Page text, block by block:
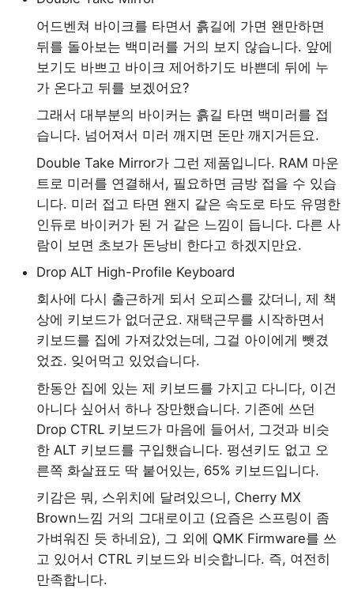
어드벤쳐 바이크를 타면서 흙길에 가면 왠만하면
뒤를 돌아보는 백미러를 거의 보지 않습니다. 앞에
보기도 바쁘고 바이크 제어하기도 바쁜데 뒤에 누
가 온다고 뒤를 보겠어요?
그래서 대부분의 바이커는 흙길 타면 백미러를 접
습니다. 넘어져서 미러 깨지면 돈만 깨지거든요.
Double Take Mirror가 그런 제품입니다. RAM 마운
트로 미러를 연결해서, 필요하면 금방 접을 수 있습
니다. 미러 접고 타면 왠지 같은 속도로 타도 유명한
인듀로 바이커가 된 거 같은 느낌이 듭니다. 다른 사
람이 보면 초보가 돈낭비 한다고 하겠지만요.
Drop ALT High-Profile Keyboard
회사에 다시 출근하게 되서 오피스를 갔더니, 제 책
상에 키보드가 없더군요. 재택근무를 시작하면서
키보드를 집에 가져갔었는데, 그걸 아이에게 뺏겼
었죠. 잊어먹고 있었습니다.
한동안 집에 있는 제 키보드를 가지고 다니다, 이건
아니다 싶어서 하나 장만했습니다. 기존에 쓰던
Drop CTRL 키보드가 마음에 들어서, 그것과 비슷
한 ALT 키보드를 구입했습니다. 펑션키도 없고 오
른쪽 화살표도 딱 붙어있는, 65% 키보드입니다.
키감은 뭐, 스위치에 달려있으니, Cherry MX
Brown느낌 거의 그대로이고 (요즘은 스프링이 좀
가벼워진 듯 하네요), 그 외에 QMK Firmware를 쓰
고 있어서 CTRL 키보드와 비슷합니다. 즉, 여전히
만족합니다.